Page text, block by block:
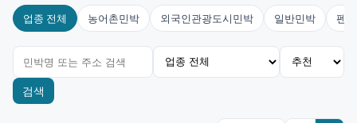
업종 전체 농어촌민박 외국인관광도시민박 일반민박 펜션
검색